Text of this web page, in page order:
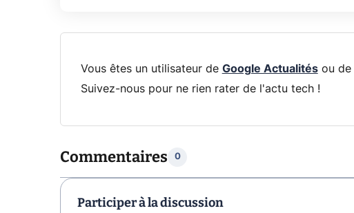
Vous êtes un utilisateur de Google Actualitésou de
Suivez-nous pour ne rien rater de l'actu tech !
Commentaires 0
Participer à la discussion